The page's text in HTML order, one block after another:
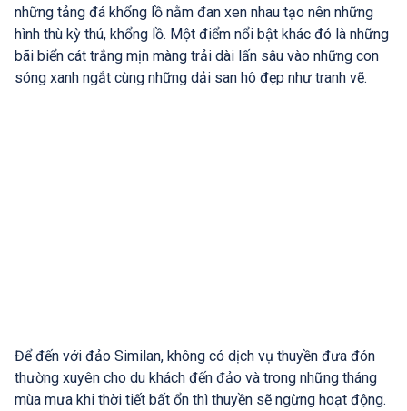
những tảng đá khổng lồ nằm đan xen nhau tạo nên những
hình thù kỳ thú, khổng lồ. Một điểm nổi bật khác đó là những
bãi biển cát trắng mịn màng trải dài lấn sâu vào những con
sóng xanh ngắt cùng những dải san hô đẹp như tranh vẽ.
Để đến với đảo Similan, không có dịch vụ thuyền đưa đón
thường xuyên cho du khách đến đảo và trong những tháng
mùa mưa khi thời tiết bất ổn thì thuyền sẽ ngừng hoạt động.